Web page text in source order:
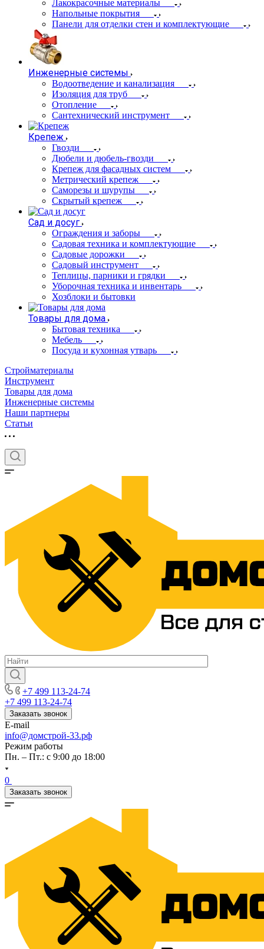
Лакокрасочные материалы
Напольные покрытия
Панели для отделки стен и комплектующие
Инженерные системы
Водоотведение и канализация
Изоляция для труб
Отопление
Сантехнический инструмент
Крепеж
Гвозди
Дюбели и дюбель-гвозди
Крепеж для фасадных систем
Метрический крепеж
Саморезы и шурупы
Скрытый крепеж
Сад и досуг
Ограждения и заборы
Садовая техника и комплектующие
Садовые дорожки
Садовый инструмент
Теплицы, парники и грядки
Уборочная техника и инвентарь
Хозблоки и бытовки
Товары для дома
Бытовая техника
Мебель
Посуда и кухонная утварь
Стройматериалы
Инструмент
Товары для дома
Инженерные системы
Наши партнеры
Статьи
+7 499 113-24-74
+7 499 113-24-74
Заказать звонок
E-mail
info@домстрой-33.рф
Режим работы
Пн. – Пт.: с 9:00 до 18:00
0
Заказать звонок